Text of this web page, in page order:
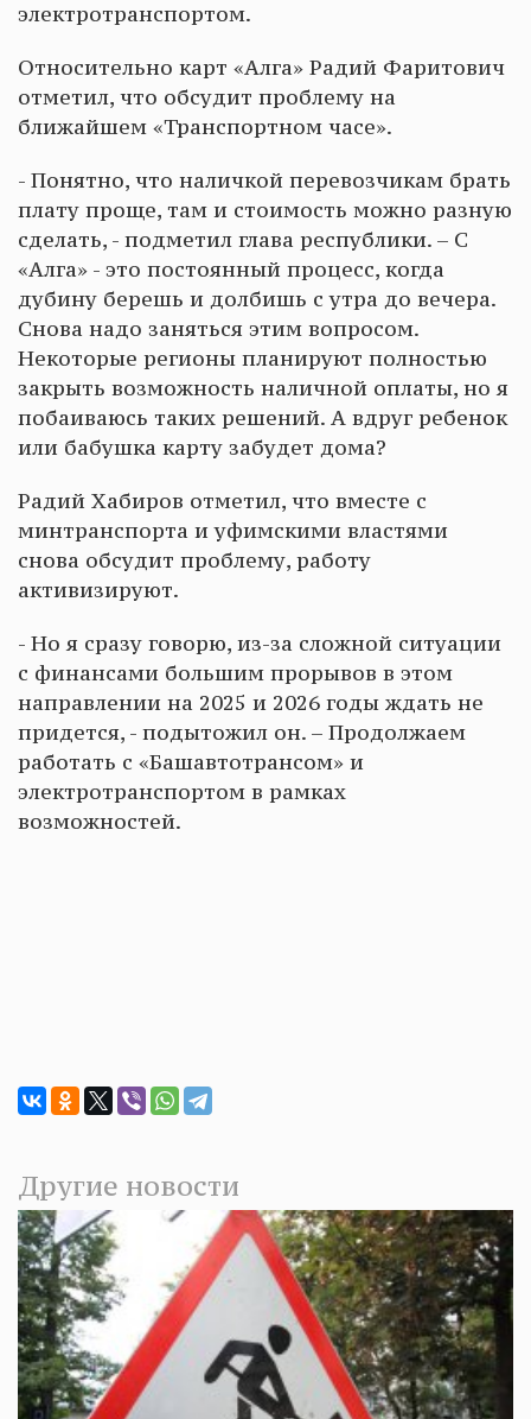
электротранспортом.
Относительно карт «Алга» Радий Фаритович
отметил, что обсудит проблему на
ближайшем «Транспортном часе».
- Понятно, что наличкой перевозчикам брать
плату проще, там и стоимость можно разную
сделать, - подметил глава республики. – С
«Алга» - это постоянный процесс, когда
дубину берешь и долбишь с утра до вечера.
Снова надо заняться этим вопросом.
Некоторые регионы планируют полностью
закрыть возможность наличной оплаты, но я
побаиваюсь таких решений. А вдруг ребенок
или бабушка карту забудет дома?
Радий Хабиров отметил, что вместе с
минтранспорта и уфимскими властями
снова обсудит проблему, работу
активизируют.
- Но я сразу говорю, из-за сложной ситуации
с финансами большим прорывов в этом
направлении на 2025 и 2026 годы ждать не
придется, - подытожил он. – Продолжаем
работать с «Башавтотрансом» и
электротранспортом в рамках
возможностей.
Другие новости